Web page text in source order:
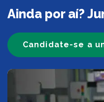
Ainda por aí?
Candidate-se a